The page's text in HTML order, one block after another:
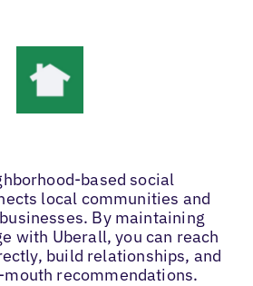
based social
local communities and
By maintaining
with Uberall, you can reach
build relationships, and
recommendations.